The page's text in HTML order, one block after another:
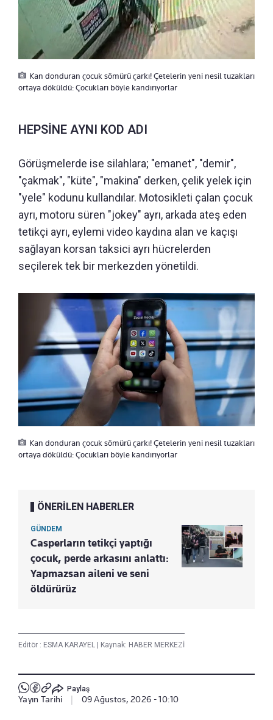
Kan donduran çocuk sömürü çarkı! Çetelerin yeni nesil tuzakları
ortaya döküldü: Çocukları böyle kandırıyorlar
HEPSİNE AYNI KOD ADI
Görüşmelerde ise silahlara; "emanet", "demir",
"çakmak", "küte", "makina" derken, çelik yelek için
"yele" kodunu kullandılar. Motosikleti çalan çocuk
ayrı, motoru süren "jokey" ayrı, arkada ateş eden
tetikçi ayrı, eylemi video kaydına alan ve kaçışı
sağlayan korsan taksici ayrı hücrelerden
seçilerek tek bir merkezden yönetildi.
Kan donduran çocuk sömürü çarkı! Çetelerin yeni nesil tuzakları
ortaya döküldü: Çocukları böyle kandırıyorlar
ÖNERİLEN HABERLER
GÜNDEM
Casperların tetikçi yaptığı
çocuk, perde arkasını anlattı:
Yapmazsan aileni ve seni
öldürürüz
Editör : ESMA KARAYEL Kaynak: HABER MERKEZİ
Paylaş
Yayın Tarihi 09 Ağustos, 2026 - 10:10